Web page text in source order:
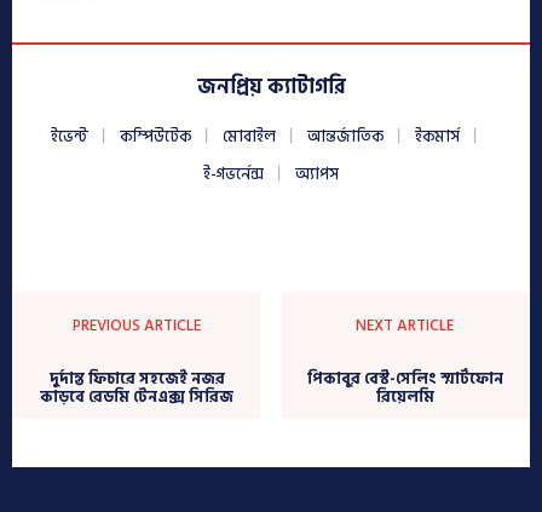
জনপ্রিয় ক্যাটাগরি
ইভেন্ট কম্পিউটেক মোবাইল আন্তর্জাতিক
ইকমার্স
ই-গভর্নেন্স
অ্যাপস
PREVIOUS ARTICLE
দুর্দান্ত ফিচারে সহজেই নজর
কাড়বে রেডমি টেনএক্স সিরিজ
NEXT ARTICLE
পিকাবুর বেস্ট-সেলিং স্মার্টফোন
রিয়েলমি